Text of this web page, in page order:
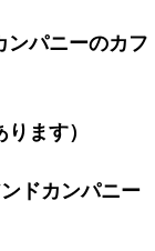
ンパニーのカフ
ます）
ドカンパニー